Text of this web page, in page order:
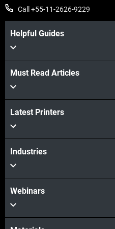
Call +55-11-2626-9229
Helpful Guides
Must Read Articles
Latest Printers
Industries
Webinars